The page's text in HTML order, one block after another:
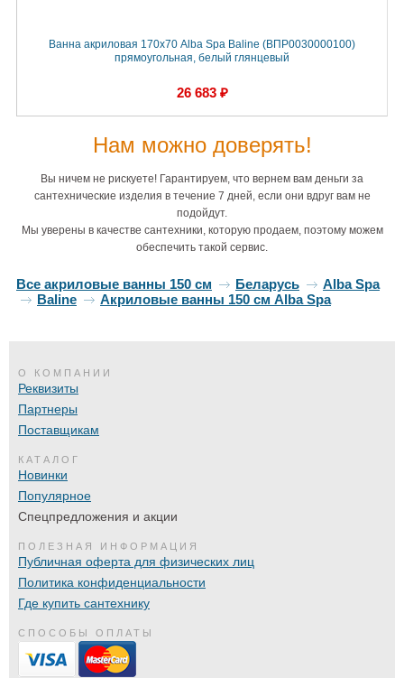
Ванна акриловая 170х70 Alba Spa Baline (ВПР0030000100)
прямоугольная, белый глянцевый
26 683 ₽
Нам можно доверять!
Вы ничем не рискуете! Гарантируем, что вернем вам деньги за
сантехнические изделия в течение 7 дней, если они вдруг вам не
подойдут.
Мы уверены в качестве сантехники, которую продаем, поэтому можем
обеспечить такой сервис.
Все акриловые ванны 150 см Беларусь
Alba Spa
Baline
Акриловые ванны 150 см Alba Spa
О КОМПАНИИ
Реквизиты
Партнеры
Поставщикам
КАТАЛОГ
Новинки
Популярное
Спецпредложения и акции
ПОЛЕЗНАЯ ИНФОРМАЦИЯ
Публичная оферта для физических лиц
Политика конфиденциальности
Где купить сантехнику
СПОСОБЫ ОПЛАТЫ